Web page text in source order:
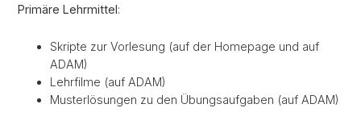
Primäre Lehrmittel:
Skripte zur Vorlesung (auf der Homepage und auf
ADAM)
Lehrfilme (auf ADAM)
Musterlösungen zu den Übungsaufgaben (auf ADAM)